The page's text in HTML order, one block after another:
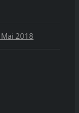
Mai 2018